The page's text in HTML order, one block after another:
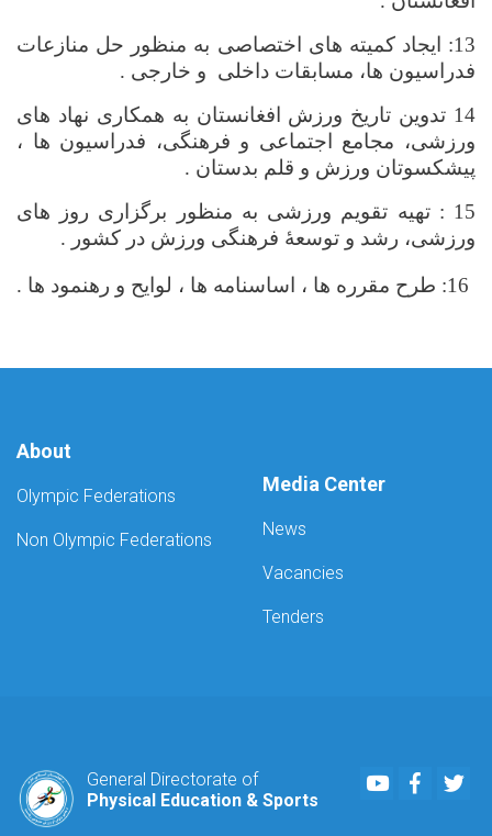
13: ایجاد کمیته های اختصاصی به منظور حل منازعات
فدراسیون ها، مسابقات داخلی و خارجی .
14 تدوین تاریخ ورزش افغانستان به همکاری نهاد های
ورزشی، مجامع اجتماعی و فرهنگی، فدراسیون ها ،
پیشکسوتان ورزش و قلم بدستان .
15 : تهیه تقویم ورزشی به منظور برگزاری روز های
ورزشی، رشد و توسعۀ فرهنگی ورزش در کشور .
16: طرح مقرره ها ، اساسنامه ها ، لوایح و رهنمود ها .
About
Olympic Federations
Non Olympic Federations
Media Center
News
Vacancies
Tenders
General Directorate of
Physical Education & Sports
Youtube